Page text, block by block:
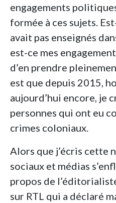
engagements
formée à ces sujets.
avait pas enseignés
est-ce mes
d’en prendre
est que depuis 2015,
aujourd’hui encore, je
personnes qui ont eu
crimes coloniaux.
Alors que j’écris cette
sociaux et médias
propos de
sur RTL qui a déclaré